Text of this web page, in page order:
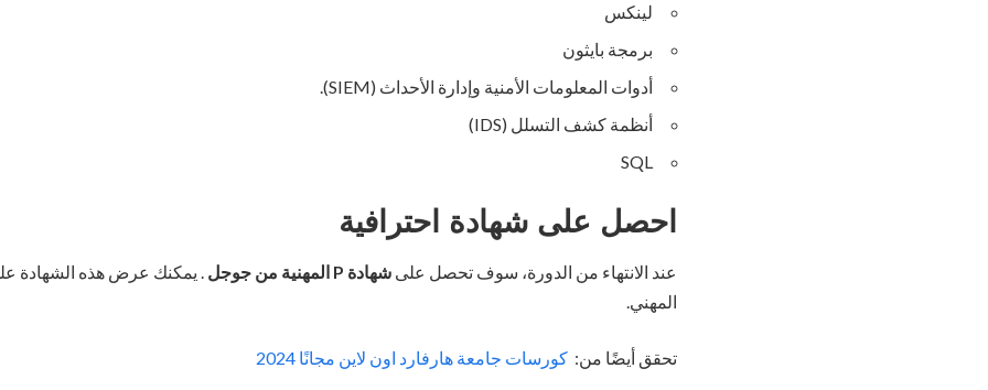
لينكس
برمجة بايثون
أدوات المعلومات الأمنية وإدارة الأحداث (SIEM).
أنظمة كشف التسلل (IDS)
SQL
احصل على شهادة احترافية
عند الانتهاء من الدورة، سوف تحصل على شهادة P المهنية من جوجل
المهني.
تحقق أيضًا من: كورسات جامعة هارفارد اون لاين مجانًا 2024